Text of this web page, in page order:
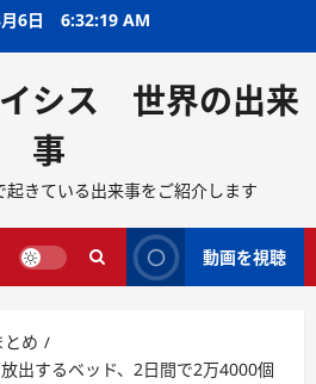
6日 6:32:20 AM
シス 世界の出来
事
きている出来事をご紹介します
動画を視聴
め
出するベッド、2日間で2万4000個